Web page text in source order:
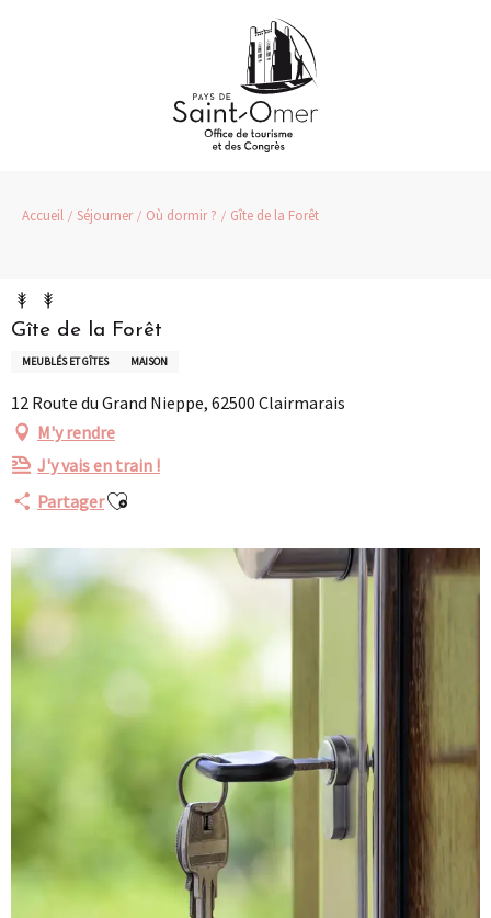
Accueil Séjourner Où dormir ? Gîte de la Forêt
Gîte de la Forêt
MEUBLÉS ET GÎTES MAISON
12 Route du Grand Nieppe, 62500 Clairmarais
M'y rendre
J'y vais en train !
PartagerAjouter aux favoris